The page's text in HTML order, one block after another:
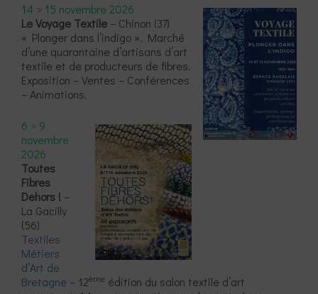
14 > 15 novembre 2026
Le Voyage Textile – Chinon (37)
« Plonger dans l’indigo ». Marché
d’une quarantaine d’artisans d’art
textile et de producteurs de fibres.
Exposition – Ventes – Conférences
– Animations.
6 > 9
novembre
2026
Toutes
Fibres
Dehors ! –
La Gacilly
(56)
Textiles
Métiers
d’Art de
Bretagne – 12ème édition du salon textile d’art